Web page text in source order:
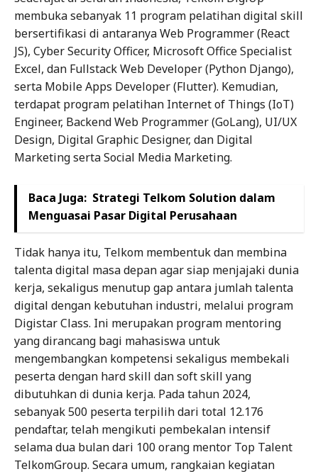
membuka sebanyak 11 program pelatihan digital skill
bersertifikasi di antaranya Web Programmer (React
JS), Cyber Security Officer, Microsoft Office Specialist
Excel, dan Fullstack Web Developer (Python Django),
serta Mobile Apps Developer (Flutter). Kemudian,
terdapat program pelatihan Internet of Things (IoT)
Engineer, Backend Web Programmer (GoLang), UI/UX
Design, Digital Graphic Designer, dan Digital
Marketing serta Social Media Marketing.
Baca Juga: Strategi Telkom Solution dalam
Menguasai Pasar Digital Perusahaan
Tidak hanya itu, Telkom membentuk dan membina
talenta digital masa depan agar siap menjajaki dunia
kerja, sekaligus menutup gap antara jumlah talenta
digital dengan kebutuhan industri, melalui program
Digistar Class. Ini merupakan program mentoring
yang dirancang bagi mahasiswa untuk
mengembangkan kompetensi sekaligus membekali
peserta dengan hard skill dan soft skill yang
dibutuhkan di dunia kerja. Pada tahun 2024,
sebanyak 500 peserta terpilih dari total 12.176
pendaftar, telah mengikuti pembekalan intensif
selama dua bulan dari 100 orang mentor Top Talent
TelkomGroup. Secara umum, rangkaian kegiatan